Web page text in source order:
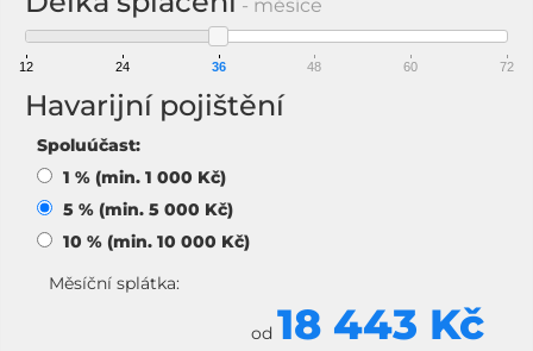
- měsíce
12 24 36 48 60 72
Havarijní pojištění
Spoluúčast:
1 % (min. 1 000 Kč)
5 % (min. 5 000 Kč)
10 % (min. 10 000 Kč)
Měsíční splátka:
od 18 443 Kč